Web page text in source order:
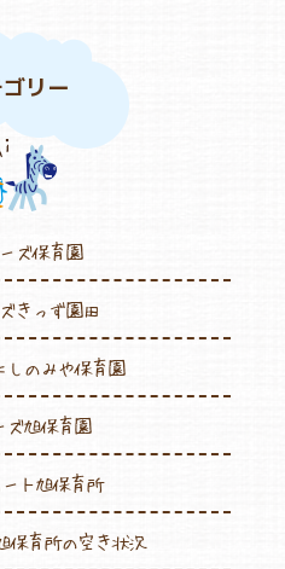
るご質問
リー
ズ保育園
きっず園田
しのみや保育園
ズ旭保育園
ト旭保育所
保育所の空き状況